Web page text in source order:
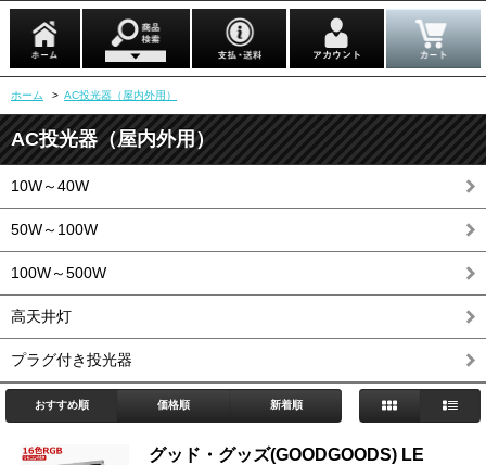
ホーム > AC投光器（屋内外用）
AC投光器（屋内外用）
10W～40W
50W～100W
100W～500W
高天井灯
プラグ付き投光器
おすすめ順 価格順 新着順
グッド・グッズ(GOODGOODS) LE